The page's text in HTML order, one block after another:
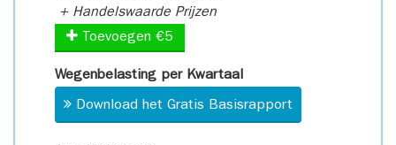
+ Handelswaarde Prijzen
Toevoegen €5
Wegenbelasting per Kwartaal
Download het Gratis Basisrapport